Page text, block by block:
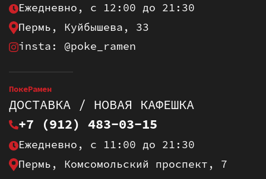
Ежедневно, с 12:00 до 21:30
Пермь, Куйбышева, 33
insta: @poke_ramen
ПокеРамен
ДОСТАВКА / НОВАЯ КАФЕШКА
+7 (912) 483-03-15
Ежедневно, с 11:00 до 21:30
Пермь, Комсомольский проспект, 7